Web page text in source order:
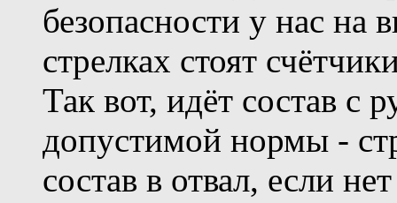
безопасности у нас на
стрелках стоят
Так вот, идёт состав с
допустимой нормы -
состав в отвал, если